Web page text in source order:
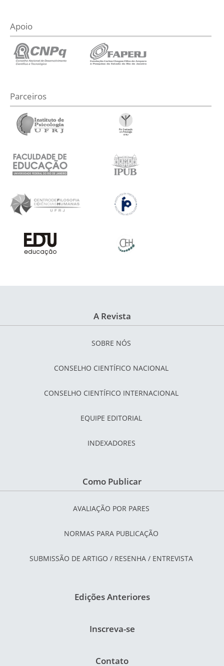
Apoio
Parceiros
A Revista
SOBRE NÓS
CONSELHO CIENTÍFICO NACIONAL
CONSELHO CIENTÍFICO INTERNACIONAL
EQUIPE EDITORIAL
INDEXADORES
Como Publicar
AVALIAÇÃO POR PARES
NORMAS PARA PUBLICAÇÃO
SUBMISSÃO DE ARTIGO / RESENHA / ENTREVISTA
Edições Anteriores
Inscreva-se
Contato